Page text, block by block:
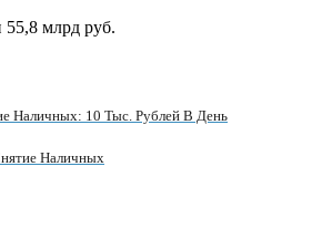
млрд руб.
Наличных: 10 Тыс. Рублей В День
Наличных